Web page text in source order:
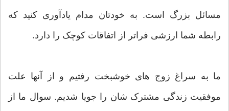
مسائل بزرگ است. به خودتان مدام یادآوری کنید که
رابطه شما ارزشی فراتر از اتفاقات کوچک را دارد.
ما به سراغ زوج های خوشبخت رفتیم و از آنها علت
موفقیت زندگی مشترک شان را جویا شدیم. سوال ما از